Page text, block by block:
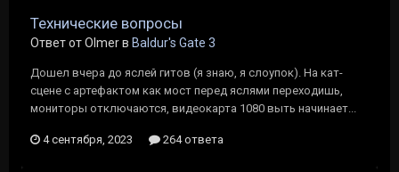
Технические вопросы
Ответ от Olmer в Baldur's Gate 3
Дошел вчера до яслей гитов (я знаю, я слоупок). На кат-
сцене с артефактом как мост перед яслями переходишь,
мониторы отключаются, видеокарта 1080 выть начинает...
4 сентября, 2023 264 ответа